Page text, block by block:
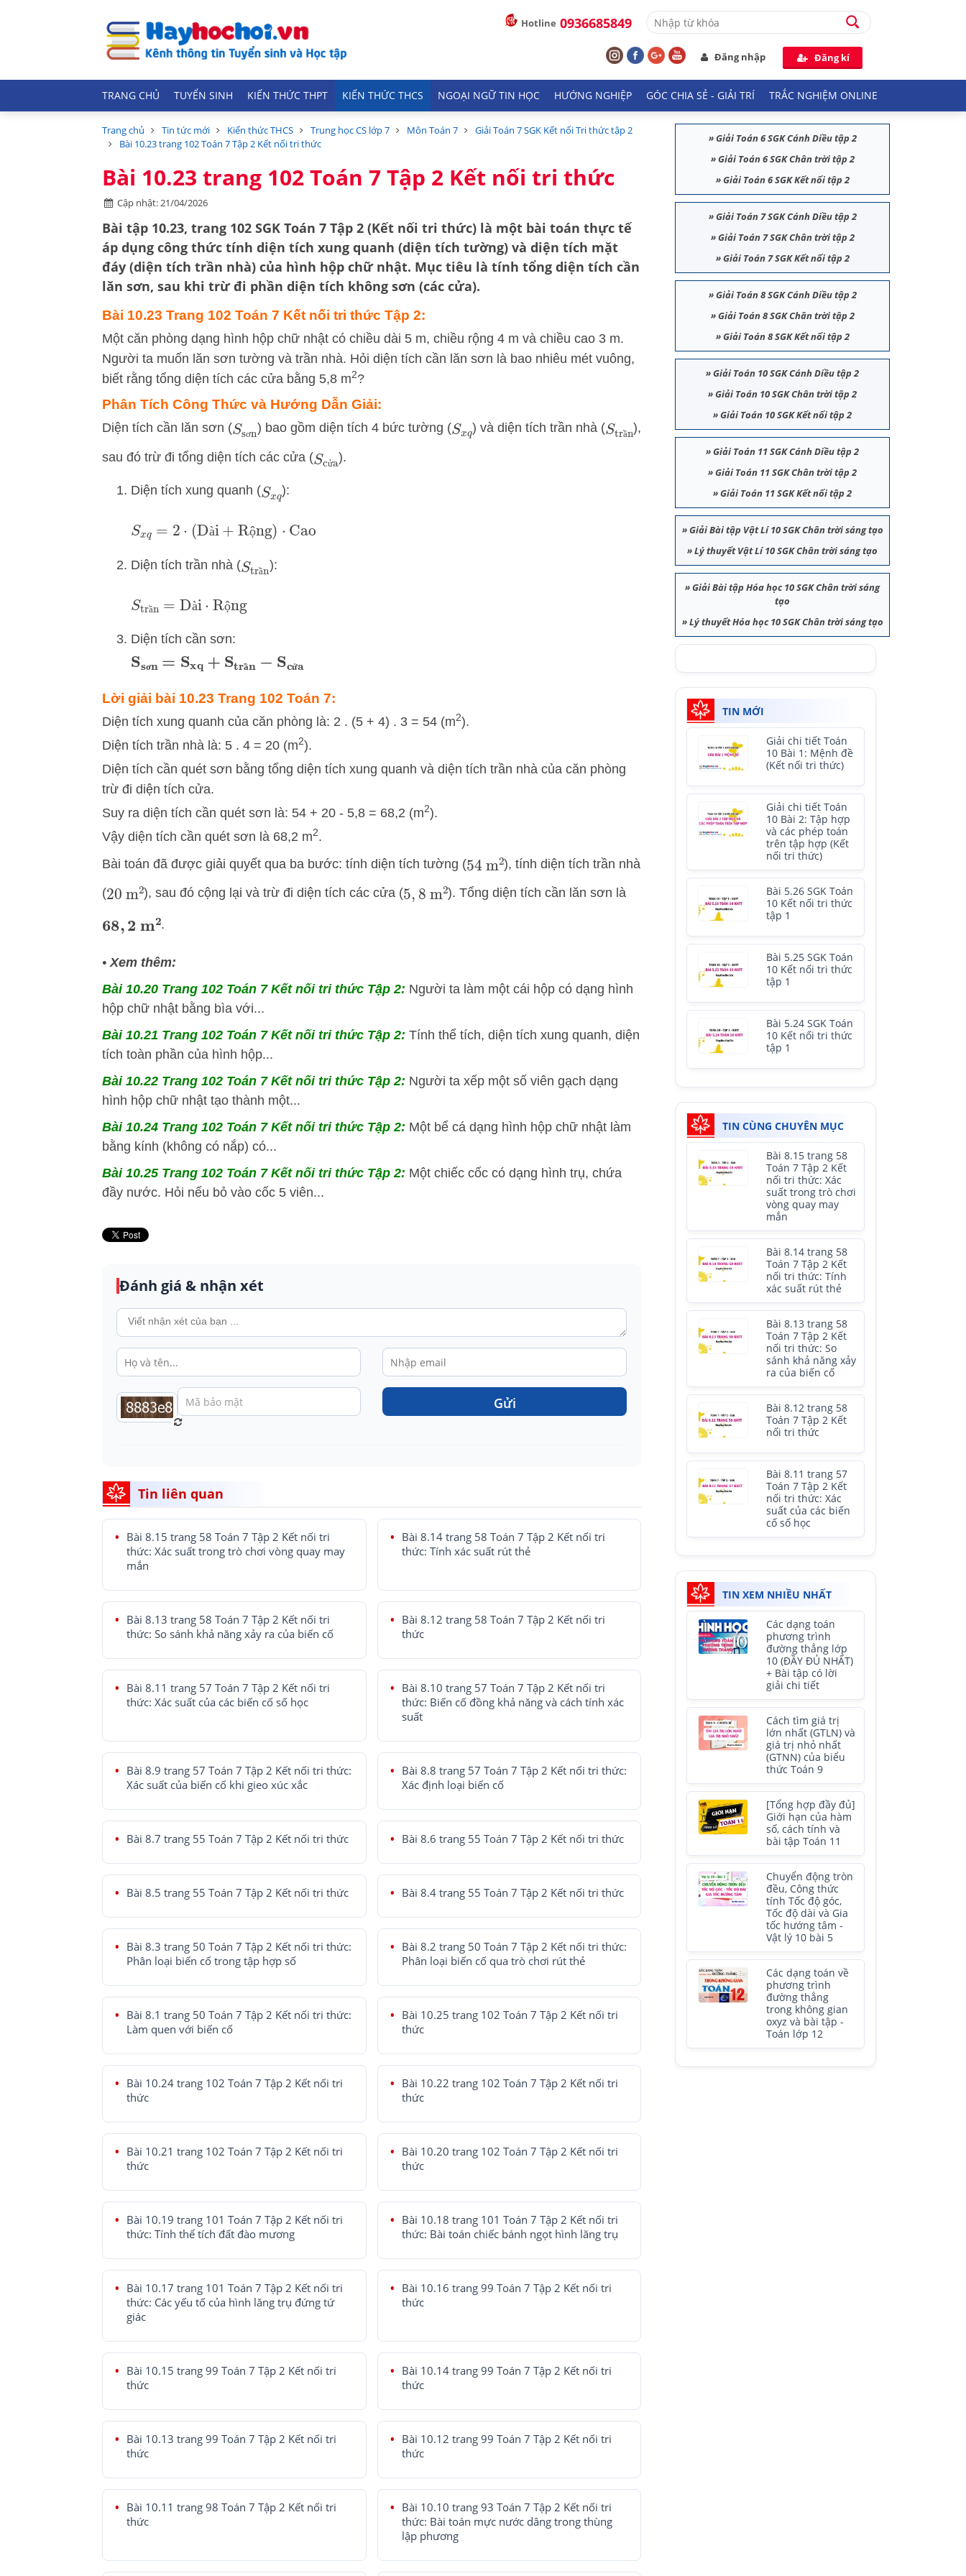
Hotline 0936685849
Đăng nhập Đăng kí
TRANG CHỦ TUYỂN SINH KIẾN THỨC THPT KIẾN THỨC THCS NGOẠI NGỮ TIN HỌC HƯỚNG NGHIỆP GÓC CHIA SẺ - GIẢI TRÍ TRẮC NGHIỆM ONLINE
Trang chủ Tin tức mới Kiến thức THCS Trung học CS lớp 7 Môn Toán 7
Giải Toán 7 SGK Kết nối Tri thức tập 2
Bài 10.23 trang 102 Toán 7 Tập 2 Kết nối tri thức
Bài 10.23 trang 102 Toán 7 Tập 2 Kết nối tri thức
Cập nhật: 21/04/2026
Bài tập 10.23, trang 102 SGK Toán 7 Tập 2 (Kết nối tri thức) là một bài toán thực tế
áp dụng công thức tính diện tích xung quanh (diện tích tường) và diện tích mặt
đáy (diện tích trần nhà) của hình hộp chữ nhật. Mục tiêu là tính tổng diện tích cần
lăn sơn, sau khi trừ đi phần diện tích không sơn (các cửa).
Bài 10.23 Trang 102 Toán 7 Kết nối tri thức Tập 2:
Một căn phòng dạng hình hộp chữ nhật có chiều dài 5 m, chiều rộng 4 m và chiều cao 3 m.
Người ta muốn lăn sơn tường và trần nhà. Hỏi diện tích cần lăn sơn là bao nhiêu mét vuông,
biết rằng tổng diện tích các cửa bằng 5,8 m2?
Phân Tích Công Thức và Hướng Dẫn Giải:
Diện tích cần lăn sơn (Ssơn) bao gồm diện tích 4 bức tường (Sxq) và diện tích trần nhà (Strần
),
sau đó trừ đi tổng diện tích các cửa (Scửa
).
Diện tích xung quanh (Sxq
):
à ộ
S q= 2⋅ Dài+ Rộng)⋅Cao
Diện tích trần nhà (Strần
):
à ộ
S trần= Dài Rộng
Diện tích cần sơn:
Ssơn= Sxq +S trần− S cửa
Lời giải bài 10.23 Trang 102 Toán 7:
Diện tích xung quanh của căn phòng là: 2 . (5 + 4) . 3 = 54 (m2).
Diện tích trần nhà là: 5 . 4 = 20 (m2).
Diện tích cần quét sơn bằng tổng diện tích xung quanh và diện tích trần nhà của căn phòng
trừ đi diện tích cửa.
Suy ra diện tích cần quét sơn là: 54 + 20 - 5,8 = 68,2 (m2).
Vậy diện tích cần quét sơn là 68,2 m2.
Bài toán đã được giải quyết qua ba bước: tính diện tích tường (54 m2), tính diện tích trần nhà
(20 m2), sau đó cộng lại và trừ đi diện tích các cửa (5, 8m2). Tổng diện tích cần lăn sơn là
68,2m2 .
•Xem thêm:
Bài 10.20 Trang 102 Toán 7 Kết nối tri thức Tập 2: Người ta làm một cái hộp có dạng hình
hộp chữ nhật bằng bìa với...
Bài 10.21 Trang 102 Toán 7 Kết nối tri thức Tập 2: Tính thể tích, diện tích xung quanh, diện
tích toàn phần của hình hộp...
Bài 10.22 Trang 102 Toán 7 Kết nối tri thức Tập 2: Người ta xếp một số viên gạch dạng
hình hộp chữ nhật tạo thành một...
Bài 10.24 Trang 102 Toán 7 Kết nối tri thức Tập 2: Một bể cá dạng hình hộp chữ nhật làm
bằng kính (không có nắp) có...
Bài 10.25 Trang 102 Toán 7 Kết nối tri thức Tập 2: Một chiếc cốc có dạng hình trụ, chứa
đầy nước. Hỏi nếu bỏ vào cốc 5 viên...
Đánh giá & nhận xét
Gửi
Tin liên quan
Bài 8.15 trang 58 Toán 7 Tập 2 Kết nối tri
thức: Xác suất trong trò chơi vòng quay may
mắn
Bài 8.14 trang 58 Toán 7 Tập 2 Kết nối tri
thức: Tính xác suất rút thẻ
Bài 8.13 trang 58 Toán 7 Tập 2 Kết nối tri
thức: So sánh khả năng xảy ra của biến cố
Bài 8.12 trang 58 Toán 7 Tập 2 Kết nối tri
thức
Bài 8.11 trang 57 Toán 7 Tập 2 Kết nối tri
thức: Xác suất của các biến cố số học
Bài 8.10 trang 57 Toán 7 Tập 2 Kết nối tri
thức: Biến cố đồng khả năng và cách tính xác
suất
Bài 8.9 trang 57 Toán 7 Tập 2 Kết nối tri thức:
Xác suất của biến cố khi gieo xúc xắc
Bài 8.8 trang 57 Toán 7 Tập 2 Kết nối tri thức:
Xác định loại biến cố
Bài 8.7 trang 55 Toán 7 Tập 2 Kết nối tri thức Bài 8.6 trang 55 Toán 7 Tập 2 Kết nối tri thức
Bài 8.5 trang 55 Toán 7 Tập 2 Kết nối tri thức Bài 8.4 trang 55 Toán 7 Tập 2 Kết nối tri thức
Bài 8.3 trang 50 Toán 7 Tập 2 Kết nối tri thức:
Phân loại biến cố trong tập hợp số
Bài 8.2 trang 50 Toán 7 Tập 2 Kết nối tri thức:
Phân loại biến cố qua trò chơi rút thẻ
Bài 8.1 trang 50 Toán 7 Tập 2 Kết nối tri thức:
Làm quen với biến cố
Bài 10.25 trang 102 Toán 7 Tập 2 Kết nối tri
thức
Bài 10.24 trang 102 Toán 7 Tập 2 Kết nối tri
thức
Bài 10.22 trang 102 Toán 7 Tập 2 Kết nối tri
thức
Bài 10.21 trang 102 Toán 7 Tập 2 Kết nối tri
thức
Bài 10.20 trang 102 Toán 7 Tập 2 Kết nối tri
thức
Bài 10.19 trang 101 Toán 7 Tập 2 Kết nối tri
thức: Tính thể tích đất đào mương
Bài 10.18 trang 101 Toán 7 Tập 2 Kết nối tri
thức: Bài toán chiếc bánh ngọt hình lăng trụ
Bài 10.17 trang 101 Toán 7 Tập 2 Kết nối tri
thức: Các yếu tố của hình lăng trụ đứng tứ
giác
Bài 10.16 trang 99 Toán 7 Tập 2 Kết nối tri
thức
Bài 10.15 trang 99 Toán 7 Tập 2 Kết nối tri
thức
Bài 10.14 trang 99 Toán 7 Tập 2 Kết nối tri
thức
Bài 10.13 trang 99 Toán 7 Tập 2 Kết nối tri
thức
Bài 10.12 trang 99 Toán 7 Tập 2 Kết nối tri
thức
Bài 10.11 trang 98 Toán 7 Tập 2 Kết nối tri
thức
Bài 10.10 trang 93 Toán 7 Tập 2 Kết nối tri
thức: Bài toán mực nước dâng trong thùng
lập phương
»Giải Toán 6 SGK Cánh Diều tập 2
»Giải Toán 6 SGK Chân trời tập 2
»Giải Toán 6 SGK Kết nối tập 2
»Giải Toán 7 SGK Cánh Diều tập 2
»Giải Toán 7 SGK Chân trời tập 2
»Giải Toán 7 SGK Kết nối tập 2
»Giải Toán 8 SGK Cánh Diều tập 2
»Giải Toán 8 SGK Chân trời tập 2
»Giải Toán 8 SGK Kết nối tập 2
»Giải Toán 10 SGK Cánh Diều tập 2
»Giải Toán 10 SGK Chân trời tập 2
»Giải Toán 10 SGK Kết nối tập 2
»Giải Toán 11 SGK Cánh Diều tập 2
»Giải Toán 11 SGK Chân trời tập 2
»Giải Toán 11 SGK Kết nối tập 2
»Giải Bài tập Vật Lí 10 SGK Chân trời sáng tạo
»Lý thuyết Vật Lí 10 SGK Chân trời sáng tạo
»Giải Bài tập Hóa học 10 SGK Chân trời sáng
tạo
»Lý thuyết Hóa học 10 SGK Chân trời sáng tạo
TIN MỚI
Giải chi tiết Toán
10 Bài 1: Mệnh đề
(Kết nối tri thức)
Giải chi tiết Toán
10 Bài 2: Tập hợp
và các phép toán
trên tập hợp (Kết
nối tri thức)
Bài 5.26 SGK Toán
10 Kết nối tri thức
tập 1
Bài 5.25 SGK Toán
10 Kết nối tri thức
tập 1
Bài 5.24 SGK Toán
10 Kết nối tri thức
tập 1
TIN CÙNG CHUYÊN MỤC
Bài 8.15 trang 58
Toán 7 Tập 2 Kết
nối tri thức: Xác
suất trong trò chơi
vòng quay may
mắn
Bài 8.14 trang 58
Toán 7 Tập 2 Kết
nối tri thức: Tính
xác suất rút thẻ
Bài 8.13 trang 58
Toán 7 Tập 2 Kết
nối tri thức: So
sánh khả năng xảy
ra của biến cố
Bài 8.12 trang 58
Toán 7 Tập 2 Kết
nối tri thức
Bài 8.11 trang 57
Toán 7 Tập 2 Kết
nối tri thức: Xác
suất của các biến
cố số học
TIN XEM NHIỀU NHẤT
Các dạng toán
phương trình
đường thẳng lớp
10 (ĐẦY ĐỦ NHẤT)
+ Bài tập có lời
giải chi tiết
Cách tìm giá trị
lớn nhất (GTLN) và
giá trị nhỏ nhất
(GTNN) của biểu
thức Toán 9
[Tổng hợp đầy đủ]
Giới hạn của hàm
số, cách tính và
bài tập Toán 11
Chuyển động tròn
đều, Công thức
tính Tốc độ góc,
Tốc độ dài và Gia
tốc hướng tâm -
Vật lý 10 bài 5
Các dạng toán về
phương trình
đường thẳng
trong không gian
oxyz và bài tập -
Toán lớp 12